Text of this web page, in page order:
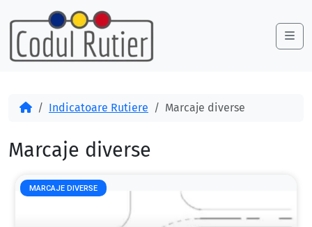
Skip to content
Skip to footer
AcasăIndicatoare Rutiere Marcaje diverse
Marcaje diverse
MARCAJE DIVERSE